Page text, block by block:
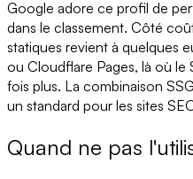
Google adore ce profil de
dans le classement. Côté
statiques revient à quelques
ou Cloudflare Pages, là où
fois plus. La combinaison
un standard pour les sites
Quand ne pas